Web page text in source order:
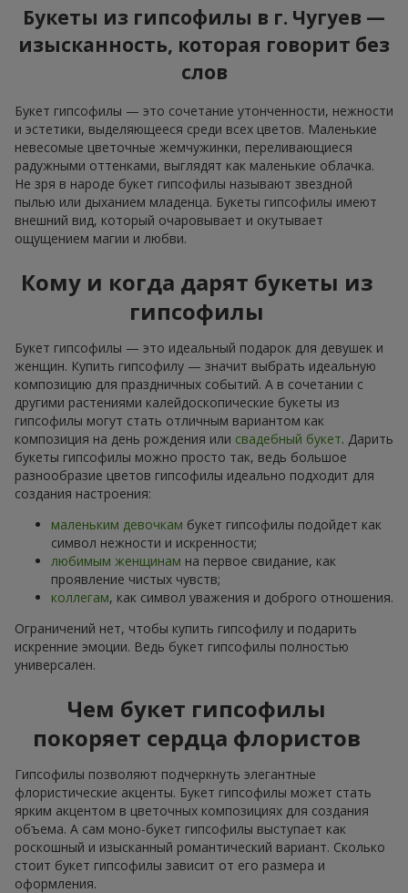
Букеты из гипсофилы в г. Чугуев —
изысканность, которая говорит без
слов
Букет гипсофилы — это сочетание утонченности, нежности
и эстетики, выделяющееся среди всех цветов. Маленькие
невесомые цветочные жемчужинки, переливающиеся
радужными оттенками, выглядят как маленькие облачка.
Не зря в народе букет гипсофилы называют звездной
пылью или дыханием младенца. Букеты гипсофилы имеют
внешний вид, который очаровывает и окутывает
ощущением магии и любви.
Кому и когда дарят букеты из
гипсофилы
Букет гипсофилы — это идеальный подарок для девушек и
женщин. Купить гипсофилу — значит выбрать идеальную
композицию для праздничных событий. А в сочетании с
другими растениями калейдоскопические букеты из
гипсофилы могут стать отличным вариантом как
композиция на день рождения или свадебный букет. Дарить
букеты гипсофилы можно просто так, ведь большое
разнообразие цветов гипсофилы идеально подходит для
создания настроения:
маленьким девочкам букет гипсофилы подойдет как
символ нежности и искренности;
любимым женщинам на первое свидание, как
проявление чистых чувств;
коллегам, как символ уважения и доброго отношения.
Ограничений нет, чтобы купить гипсофилу и подарить
искренние эмоции. Ведь букет гипсофилы полностью
универсален.
Чем букет гипсофилы
покоряет сердца флористов
Гипсофилы позволяют подчеркнуть элегантные
флористические акценты. Букет гипсофилы может стать
ярким акцентом в цветочных композициях для создания
объема. А сам моно-букет гипсофилы выступает как
роскошный и изысканный романтический вариант. Сколько
стоит букет гипсофилы зависит от его размера и
оформления.